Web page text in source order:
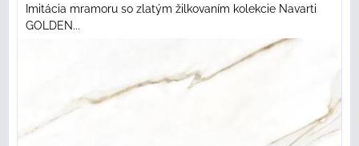
Imitácia mramoru so zlatým žilkovaním kolekcie Navarti
GOLDEN...